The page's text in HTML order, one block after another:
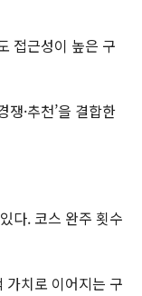
접근성이 높은 구
쟁·추천’을 결합한
다. 코스 완주 횟수
가치로 이어지는 구